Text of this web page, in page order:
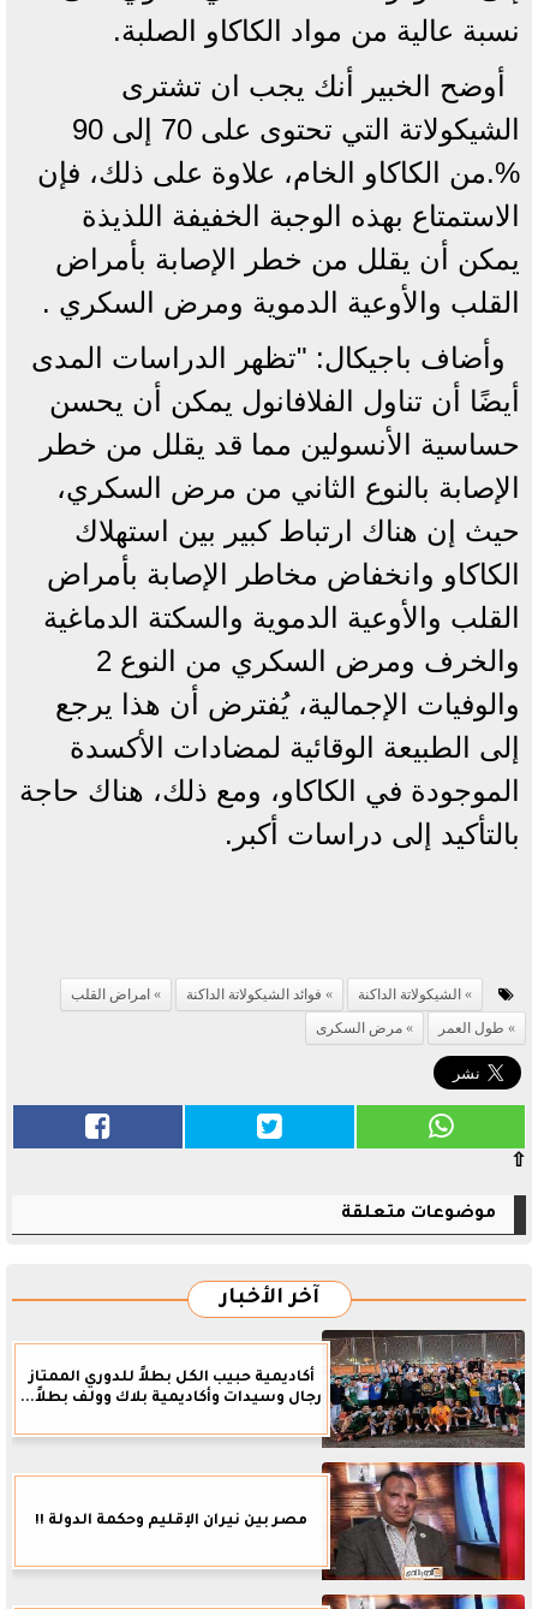
نسبة عالية من مواد الكاكاو الصلبة.
أوضح الخبير أنك يجب ان تشترى
الشيكولاتة التي تحتوى على 70 إلى 90
%.من الكاكاو الخام، علاوة على ذلك، فإن
الاستمتاع بهذه الوجبة الخفيفة اللذيذة
يمكن أن يقلل من خطر الإصابة بأمراض
القلب والأوعية الدموية ومرض السكري .
وأضاف باجيكال: "تظهر الدراسات المدى
أيضًا أن تناول الفلافانول يمكن أن يحسن
حساسية الأنسولين مما قد يقلل من خطر
الإصابة بالنوع الثاني من مرض السكري،
حيث إن هناك ارتباط كبير بين استهلاك
الكاكاو وانخفاض مخاطر الإصابة بأمراض
القلب والأوعية الدموية والسكتة الدماغية
والخرف ومرض السكري من النوع 2
والوفيات الإجمالية، يُفترض أن هذا يرجع
إلى الطبيعة الوقائية لمضادات الأكسدة
الموجودة في الكاكاو، ومع ذلك، هناك حاجة
بالتأكيد إلى دراسات أكبر.
الشيكولاتة الداكنة فوائد الشيكولاتة الداكنة
امراض القلب
طول العمر
مرض السكرى
⇧
موضوعات متعلقة
آخر الأخبار
أكاديمية حبيب الكل بطلاً للدوري الممتاز
رجال وسيدات وأكاديمية بلاك وولف بطلاً...
مصر بين نيران الإقليم وحكمة الدولة !!